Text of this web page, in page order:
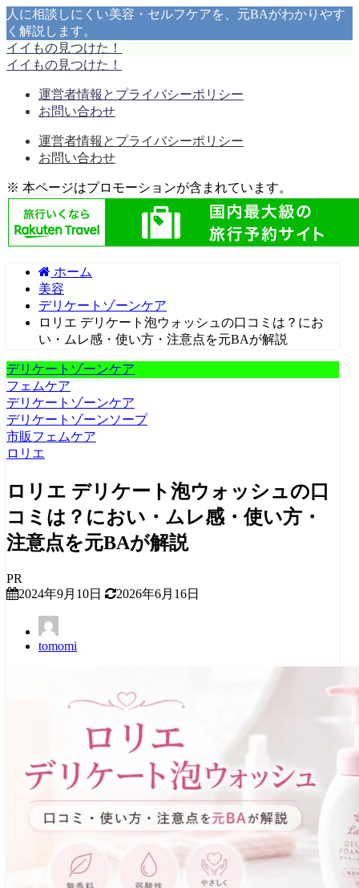
人に相談しにくい美容・セルフケアを、元BAがわかりやす
く解説します。
イイもの見つけた！
イイもの見つけた！
運営者情報とプライバシーポリシー
お問い合わせ
運営者情報とプライバシーポリシー
お問い合わせ
※ 本ページはプロモーションが含まれています。
ホーム
美容
デリケートゾーンケア
ロリエ デリケート泡ウォッシュの口コミは？にお
い・ムレ感・使い方・注意点を元BAが解説
デリケートゾーンケア
フェムケア
デリケートゾーンケア
デリケートゾーンソープ
市販フェムケア
ロリエ
ロリエ デリケート泡ウォッシュの口
コミは？におい・ムレ感・使い方・
注意点を元BAが解説
PR
2024年9月10日
2026年6月16日
tomomi